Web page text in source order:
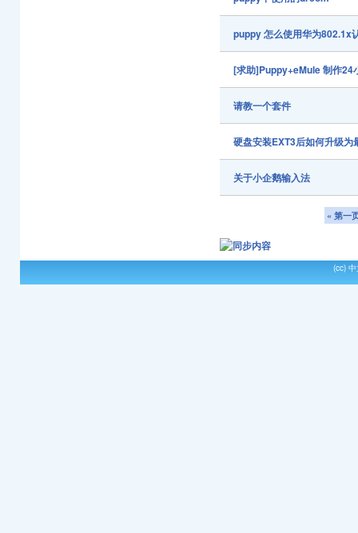
puppy 怎么使用华为802.1x
[求助]Puppy+eMule 制作24
请教一个套件
硬盘安装EXT3后如何升级为
关于小企鹅输入法
« 第一
(cc)中